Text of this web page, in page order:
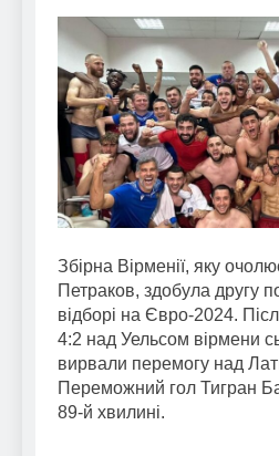
Збірна Вірменії, яку
Петраков, здобула другу
відборі на Євро-2024.
4:2 над Уельсом вірмени
вирвали перемогу над
Переможний гол Тигран
89-й хвилині.